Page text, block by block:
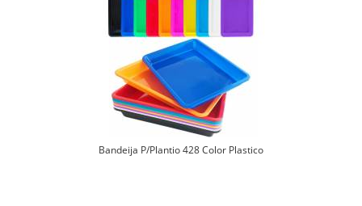
Bandeija P/Plantio 428 Color Plastico